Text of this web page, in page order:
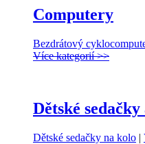
Computery
Bezdrátový
Více kategorií >>
Dětské
Dětské sedačky na kolo |